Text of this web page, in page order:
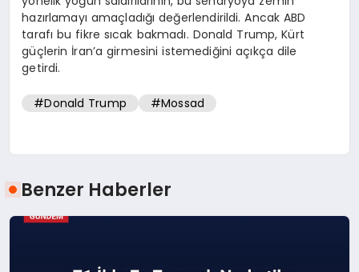
hazırlamayı amaçladığı değerlendirildi. Ancak ABD
tarafı bu fikre sıcak bakmadı. Donald Trump, Kürt
güçlerin İran’a girmesini istemediğini açıkça dile
getirdi.
#Donald Trump #Mossad
Benzer Haberler